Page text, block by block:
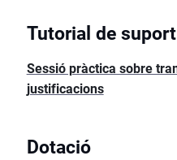
Tutorial de suport
Sessió pràctica sobre
justificacions
Dotació